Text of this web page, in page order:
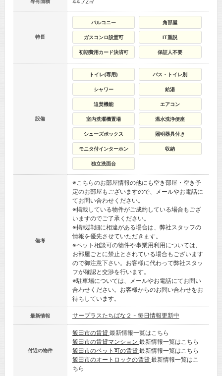
特長
バルコニー 角部屋
ガスコンロ設置可 IT重説
初期費用カード決済可 保証人不要
設備
トイレ(専用) バス・トイレ別
シャワー 給湯
追焚機能 エアコン
室内洗濯機置場 温水洗浄便座
シューズボックス 照明器具付き
モニタ付インターホン 収納
独立洗面台
備考
※こちらのお部屋情報の他にも空き部屋・空き予
定のお部屋もございますので、メールやお電話に
てお問い合わせください。
※掲載している物件がご成約している場合もござ
いますのでご了承ください。
※掲載詳細に相違がある場合は、弊社スタッフの
情報を優先させていただきます。
※ペット相談可の物件や事業用利用については、
お部屋ごとに禁止とされている場合もございます
ので御注意下さい。お客様に代わって弊社スタッ
フが確認と交渉を行います。
※駐車場については、メールやお電話にてお問い
合わせください。お客様からのお問い合わせをお
待ちしています。
最新情報 サープラスたちばな２ - 毎日情報更新中
付近の物件
飯田市の賃貸 最新情報一覧はこちら
飯田市の賃貸マンション 最新情報一覧はこちら
飯田市のペット可の賃貸 最新情報一覧はこちら
飯田市のオートロックの賃貸 最新情報一覧はこ
ちら